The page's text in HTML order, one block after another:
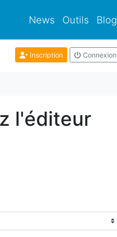
News Outils Blog
Inscription Connexion
l'éditeur